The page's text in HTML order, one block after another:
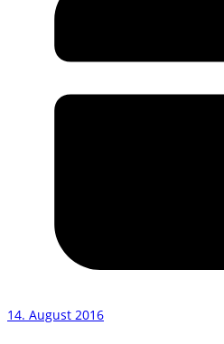
14. August 2016